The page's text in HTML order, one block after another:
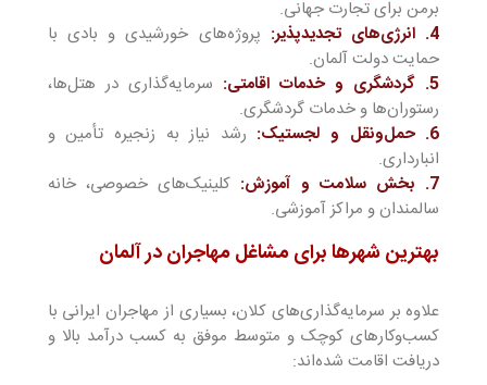
برمن برای تجارت جهانی.
4. انرژی‌های تجدیدپذیر:
پروژه‌های خورشیدی و بادی با
حمایت دولت آلمان.
5. گردشگری و خدمات اقامتی:
سرمایه‌گذاری در هتل‌ها،
رستوران‌ها و خدمات گردشگری.
6. حمل‌ونقل و لجستیک:
رشد نیاز به زنجیره تأمین و
انبارداری.
7. بخش سلامت و آموزش:
کلینیک‌های خصوصی، خانه
سالمندان و مراکز آموزشی.
بهترین شهرها برای مشاغل مهاجران در آلمان
علاوه بر سرمایه‌گذاری‌های کلان، بسیاری از مهاجران ایرانی با
کسب‌وکارهای کوچک و متوسط موفق به کسب درآمد بالا و
دریافت اقامت شده‌اند: